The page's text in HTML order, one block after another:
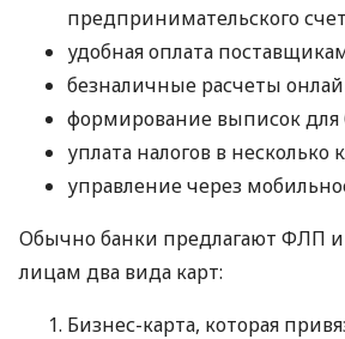
предпринимательского
удобная оплата
безналичные расчеты
формирование выписок для
уплата налогов в несколько
управление через
Обычно банки предлагают ФЛП
лицам два вида карт:
Бизнес-карта, которая